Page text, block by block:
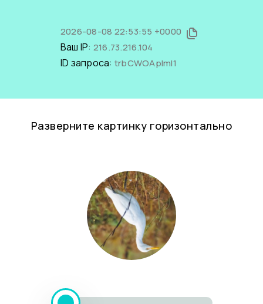
2026-08-08 22:53:55 +0000
Ваш IP: 216.73.216.104
ID запроса: trbCWOAplmI1
Разверните картинку горизонтально